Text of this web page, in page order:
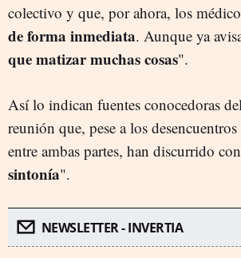
colectivo y que, por ahora, los
de forma inmediata. Aunque ya
que matizar muchas cosas".
Así lo indican fuentes conocedoras
reunión que, pese a los
entre ambas partes, han discurrido
sintonía".
NEWSLETTER - INVERTIA